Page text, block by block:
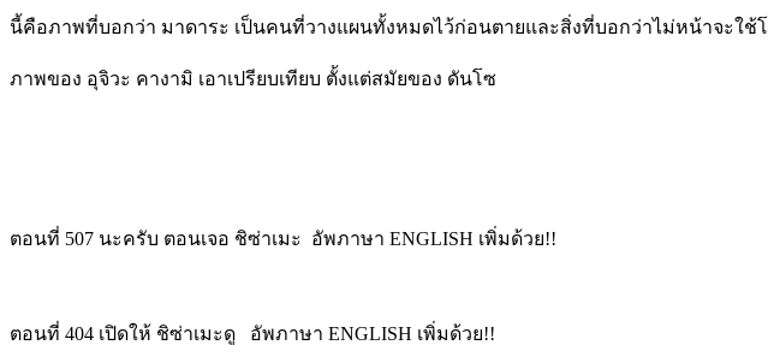
นี้คือภาพที่บอกว่า มาดาระ เป็นคนที่วางแผนทั้งหมดไว้ก่อนตายและสิ่งที่บอกว่าไม่หน้าจะใช้
ภาพของ อุจิวะ คางามิ เอาเปรียบเทียบ ตั้งแต่สมัยของ ดันโซ
ตอนที่ 507 นะครับ ตอนเจอ ชิซ่าเมะ อัพภาษา ENGLISH เพิ่มด้วย!!
ตอนที่ 404 เปิดให้ ชิซ่าเมะดู อัพภาษา ENGLISH เพิ่มด้วย!!